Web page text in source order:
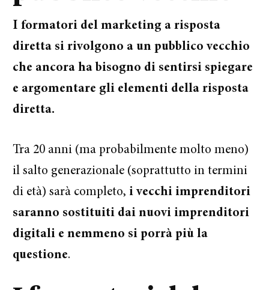
I formatori del marketing a risposta
diretta si rivolgono a un pubblico vecchio
che ancora ha bisogno di sentirsi spiegare
e argomentare gli elementi della risposta
diretta.
Tra 20 anni (ma probabilmente molto meno)
il salto generazionale (soprattutto in termini
di età) sarà completo, i vecchi imprenditori
saranno sostituiti dai nuovi imprenditori
digitali e nemmeno si porrà più la
questione.